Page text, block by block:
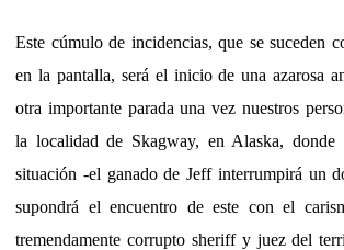
Este cúmulo de incidencias, que se suceden
en la pantalla, será el inicio de una azarosa
otra importante parada una vez nuestros
la localidad de Skagway, en Alaska, donde
situación -el ganado de Jeff interrumpirá un
supondrá el encuentro de este con el
tremendamente corrupto sheriff y juez del